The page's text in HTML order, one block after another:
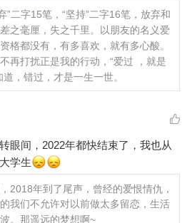
”二字15笔，“坚持”二字16笔，放弃和
之毫厘，失之千里。以朋友的名义爱
格都没有，有多喜欢，就有多心酸。
再打扰正是我的行动，“爱过 ，就是
，错过，才是一生一世。
转眼间，2022年都快结束了，我也从
学生
2018年到了尾声，曾经的爱恨情仇，
我们不允许对以前做太多留恋，生活
。那遥远的梦想啊~